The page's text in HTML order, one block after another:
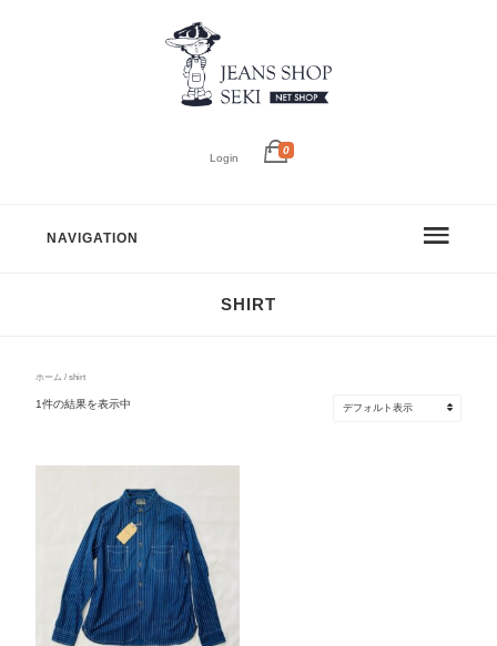
Login
0
NAVIGATION
SHIRT
ホーム / shirt
1件の結果を表示中